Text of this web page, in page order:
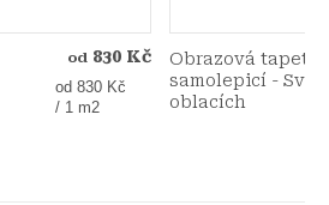
od 830 Kč
Měrná
cena:
od 830 Kč
/ 1 m2
Obrazová tapeta
samolepicí - Svět
oblacích